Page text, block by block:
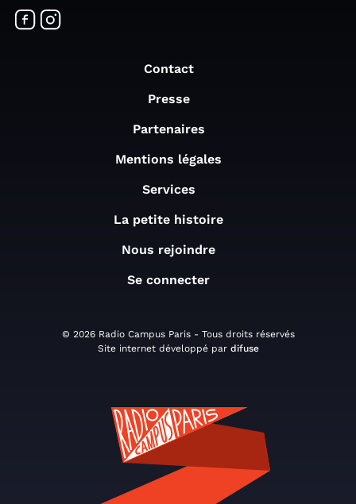
Contact
Presse
Partenaires
Mentions légales
Services
La petite histoire
Nous rejoindre
Se connecter
© 2026 Radio Campus Paris - Tous droits réservés
Site internet développé par difuse